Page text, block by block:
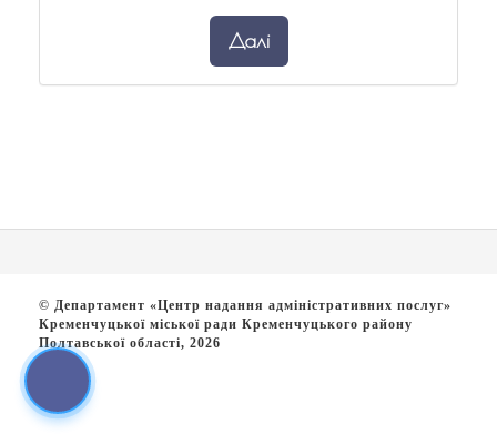
Далі
© Департамент «Центр надання адміністративних послуг»
Кременчуцької міської ради Кременчуцького району
Полтавської області, 2026